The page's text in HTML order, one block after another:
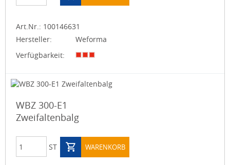
Art.Nr.: 100146631
Hersteller:
Weforma
Verfügbarkeit:
WBZ 300-E1
Zweifaltenbalg
ST WARENKORB